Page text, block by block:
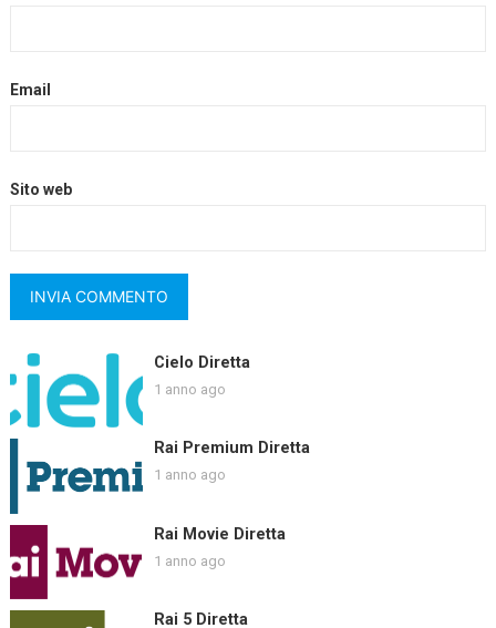
Email
Sito web
Cielo Diretta
1 anno ago
Rai Premium Diretta
1 anno ago
Rai Movie Diretta
1 anno ago
Rai 5 Diretta